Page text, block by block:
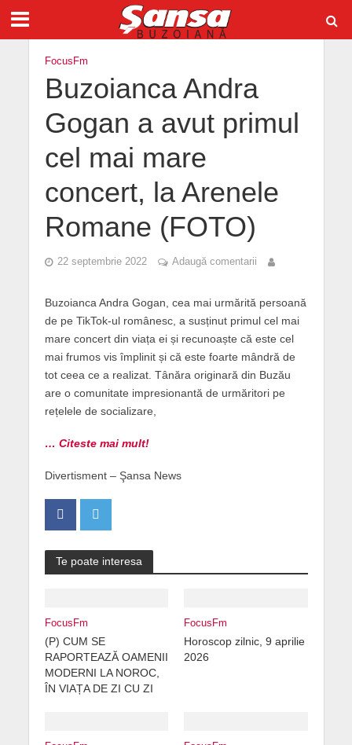
FocusFm
Buzoianca Andra
Gogan a avut primul
cel mai mare
concert, la Arenele
Romane (FOTO)
22 septembrie 2022 Adaugă comentarii
Buzoianca Andra Gogan, cea mai urmărită persoană
de pe TikTok-ul românesc, a susținut primul cel mai
mare concert din viața ei și recunoaște că este cel
mai frumos vis împlinit și că este foarte mândră de
tot ceea ce a realizat. Tânăra originară din Buzău
are o comunitate impresionantă de urmăritori pe
rețelele de socializare,
… Citeste mai mult!
Divertisment – Şansa News
Te poate interesa
FocusFm
(P) CUM SE
RAPORTEAZĂ OAMENII
MODERNI LA NOROC,
ÎN VIAȚA DE ZI CU ZI
FocusFm
Horoscop zilnic, 9 aprilie
2026